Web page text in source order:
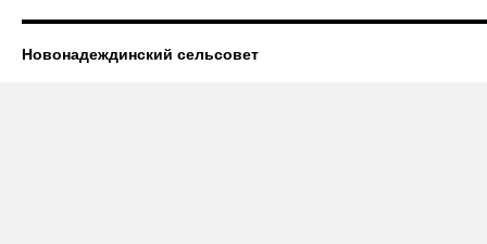
Новонадеждинский сельсовет